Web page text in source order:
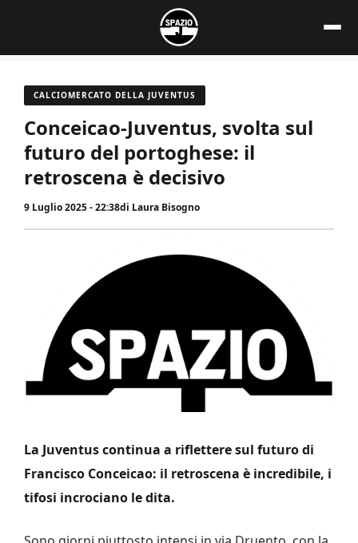
contenuto
CALCIOMERCATO DELLA JUVENTUS
Conceicao-Juventus, svolta sul
futuro del portoghese: il
retroscena è decisivo
9 Luglio 2025 - 22:38di Laura Bisogno
La Juventus continua a riflettere sul futuro di
Francisco Conceicao: il retroscena è incredibile, i
tifosi incrociano le dita.